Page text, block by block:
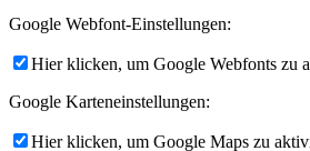
Google Webfont-Einstellungen:
Hier klicken, um Google Webfonts zu
Google Karteneinstellungen:
Hier klicken, um Google Maps zu